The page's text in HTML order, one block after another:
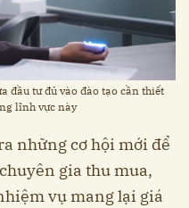
đầu tư đủ vào đào tạo cần thiết
lĩnh vực này
những cơ hội mới để
gia thu mua,
vụ mang lại giá